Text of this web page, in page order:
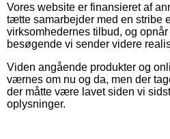
Vores website er finansieret af
tætte samarbejder med en stribe
virksomhedernes tilbud, og
besøgende vi sender videre
Viden angående produkter og
værnes om nu og da, men der
der måtte være lavet siden vi
oplysninger.